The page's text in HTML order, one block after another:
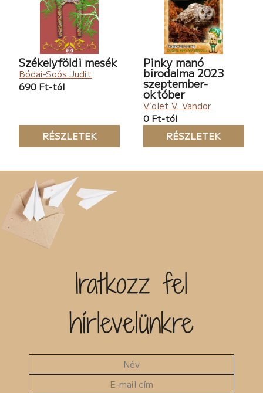
Székelyföldi mesék
Bódai-Soós Judit
690 Ft-tól
RÉSZLETEK
Pinky manó
birodalma 2023
szeptember-
október
Violet V. Vandor
0 Ft-tól
RÉSZLETEK
Iratkozz fel
hírlevelünkre